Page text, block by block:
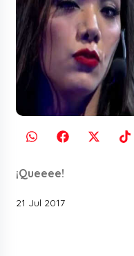
¡Queeee!
21 Jul 2017